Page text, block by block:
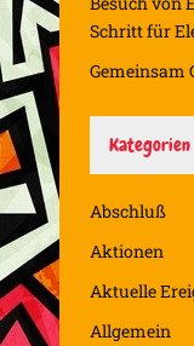
Schritt für
Gemeinsam
Kategorien
Abschluß
Aktionen
Aktuelle
Allgemein